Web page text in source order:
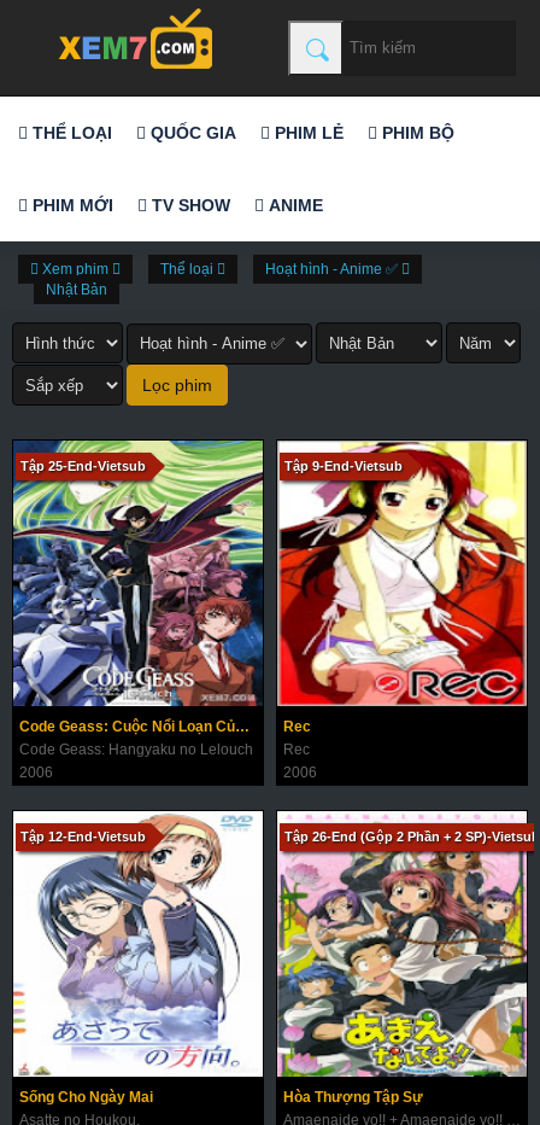
THỂ LOẠI QUỐC GIA PHIM LẺ PHIM BỘ
PHIM MỚI TV SHOW ANIME
Xem phim Thể loại
Hoạt hình - Anime ✅
Nhật Bản
Tập 25-End-Vietsub
Code Geass: Cuộc Nổi Loạn Của Lelouch (Phần 1)
Code Geass: Hangyaku no Lelouch
2006
Tập 9-End-Vietsub
Rec
Rec
2006
Tập 12-End-Vietsub
Sống Cho Ngày Mai
Asatte no Houkou.
Tập 26-End (Gộp 2 Phần + 2 SP)-Vietsub
Hòa Thượng Tập Sự